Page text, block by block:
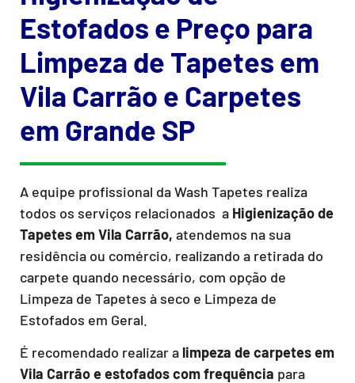
Estofados e Preço para
Limpeza de Tapetes em
Vila Carrão e Carpetes
em Grande SP
A equipe profissional da Wash Tapetes realiza
todos os serviços relacionados a Higienização de
Tapetes em Vila Carrão, atendemos na sua
residência ou comércio, realizando a retirada do
carpete quando necessário, com opção de
Limpeza de Tapetes à seco e Limpeza de
Estofados em Geral.
É recomendado realizar a limpeza de carpetes em
Vila Carrão e estofados com frequência para